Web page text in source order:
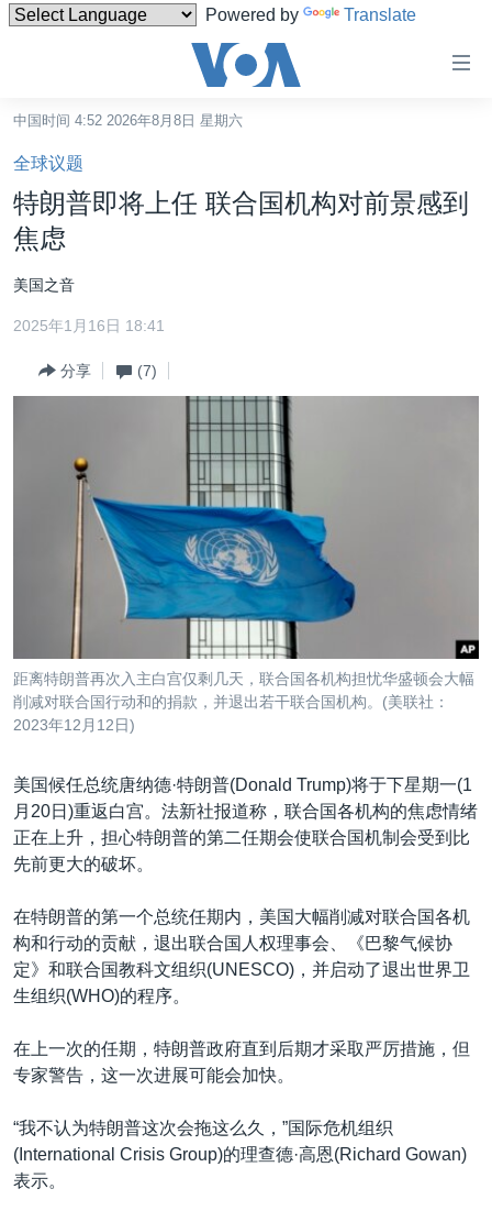
Powered by Translate
碍
链
接
转
内
容
到
中国
最新国际新闻
全球议题
分类新闻
人权·法律·宗教
科教·文娱·体健
热点专题
白宫要闻
国会报道
美中关系
美国建国250周年
埃博拉疫情
美国之音专访
重要讲话与声明
台海两岸关系
南中国海争端
关注西藏
GEN Z 看美国
VOA视频
VOA今日焦点
中文广播
关注我们
其他语言网站
中国时间 4:52 2026年8月8日 星期六
全球议题
特朗普即将上任 联合国机构对前景感到
焦虑
美国之音
2025年1月16日 18:41
分享 (7)
距离特朗普再次入主白宫仅剩几天，联合国各机构担忧华盛顿会大幅
削减对联合国行动和的捐款，并退出若干联合国机构。(美联社：
2023年12月12日)
美国候任总统唐纳德·特朗普(Donald Trump)将于下星期一(1
月20日)重返白宫。法新社报道称，联合国各机构的焦虑情绪
正在上升，担心特朗普的第二任期会使联合国机制会受到比
先前更大的破坏。
在特朗普的第一个总统任期内，美国大幅削减对联合国各机
构和行动的贡献，退出联合国人权理事会、《巴黎气候协
定》和联合国教科文组织(UNESCO)，并启动了退出世界卫
生组织(WHO)的程序。
在上一次的任期，特朗普政府直到后期才采取严厉措施，但
专家警告，这一次进展可能会加快。
“我不认为特朗普这次会拖这么久，”国际危机组织
(International Crisis Group)的理查德·高恩(Richard Gowan)
表示。